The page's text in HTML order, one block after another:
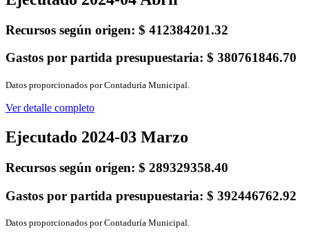
Recursos según origen: $ 412384201.32
Gastos por partida presupuestaria: $ 380761846.70
Datos proporcionados por Contaduría Municipal.
Ver detalle completo
Ejecutado 2024-03 Marzo
Recursos según origen: $ 289329358.40
Gastos por partida presupuestaria: $ 392446762.92
Datos proporcionados por Contaduría Municipal.